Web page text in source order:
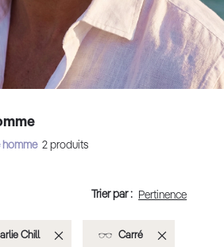
homme 2 produits
Trier par :
Chill Supprimer Carré